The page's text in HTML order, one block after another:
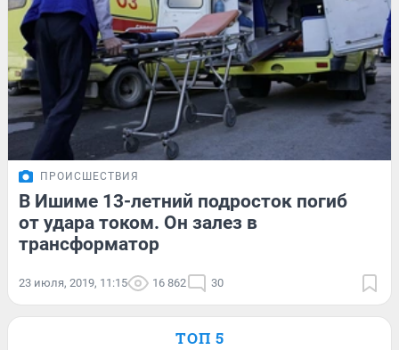
ПРОИСШЕСТВИЯ
В Ишиме 13-летний подросток погиб
от удара током. Он залез в
трансформатор
23 июля, 2019, 11:15 16 862 30
ТОП 5